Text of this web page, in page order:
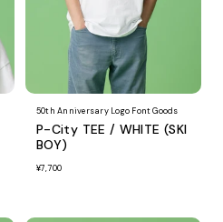
50th Anniversary Logo Font Goods
P-City TEE / WHITE (SKI
BOY)
¥7,700